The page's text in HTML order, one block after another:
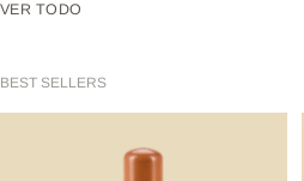
VER TODO
BEST SELLERS